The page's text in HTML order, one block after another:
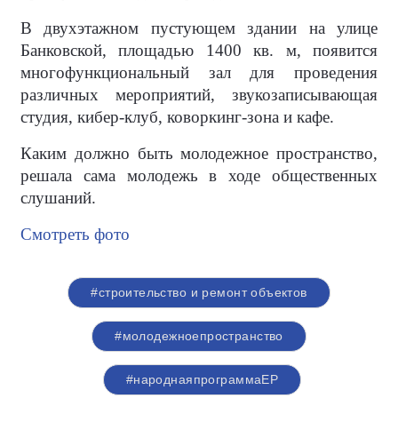
В двухэтажном пустующем здании на улице
Банковской, площадью 1400 кв. м, появится
многофункциональный зал для проведения
различных мероприятий, звукозаписывающая
студия, кибер-клуб, коворкинг-зона и кафе.
Каким должно быть молодежное пространство,
решала сама молодежь в ходе общественных
слушаний.
Смотреть фото
#строительство и ремонт объектов
#молодежноепространство
#народнаяпрограммаЕР